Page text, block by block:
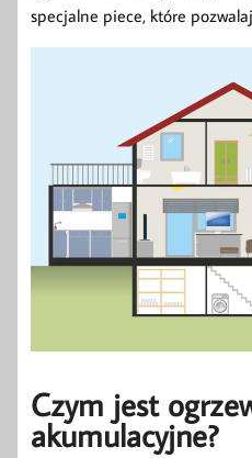
specjalne piece, które
Czym jest
akumulacyjne?